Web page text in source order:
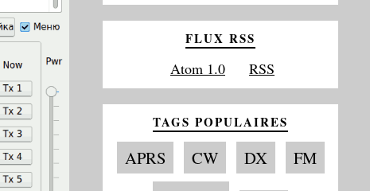
FLUX RSS
Atom 1.0 RSS
TAGS POPULAIRES
APRS CW DX FM